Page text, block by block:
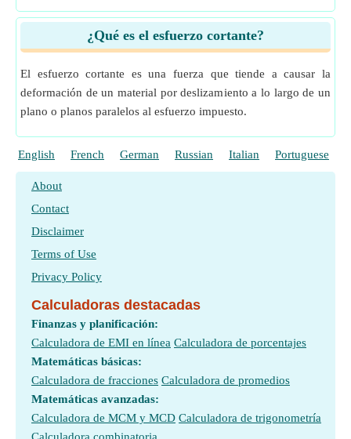
¿Qué es el esfuerzo cortante?
El esfuerzo cortante es una fuerza que tiende a causar la
deformación de un material por deslizamiento a lo largo de un
plano o planos paralelos al esfuerzo impuesto.
English French German Russian Italian Portuguese
About
Contact
Disclaimer
Terms of Use
Privacy Policy
Calculadoras destacadas
Finanzas y planificación:
Calculadora de EMI en línea Calculadora de porcentajes
Matemáticas básicas:
Calculadora de fracciones Calculadora de promedios
Matemáticas avanzadas:
Calculadora de MCM y MCD Calculadora de trigonometría